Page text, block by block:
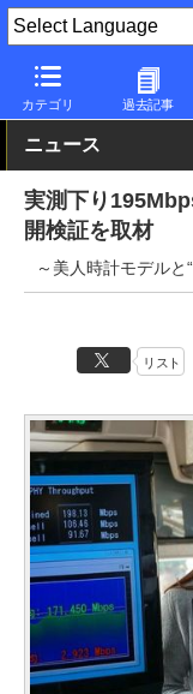
カテゴリ 過去記事
PC Watch 市場 技術
ニュース
実測下り
開検証を取材
～美人時計モデルと
リスト